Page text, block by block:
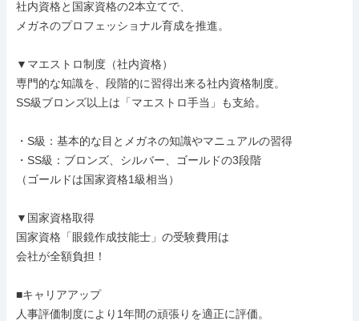
社内資格と国家資格の2本立てで、
メガネのプロフェッショナル育成を推進。
▼マエストロ制度（社内資格）
専門的な知識を、段階的に習得出来る社内資格制度。
SS級ブロンズ以上は「マエストロ手当」も支給。
・S級：基本的な目とメガネの知識やマニュアルの習得
・SS級：ブロンズ、シルバー、ゴールドの3段階
（ゴールドは国家資格1級相当）
▼国家資格取得
国家資格「眼鏡作成技能士」の受験費用は
会社が全額負担！
■キャリアアップ
人事評価制度により1年間の頑張りを適正に評価。